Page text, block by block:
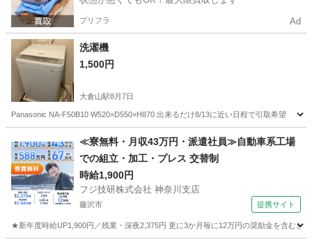
プリフラ Ad
洗濯機
1,500円
大倉山駅8月7日
Panasonic NA-F50B10 W520×D550×H870 出来るだけ8/13に近い日程で引取希望
大倉山駅 生活家電
≪寮無料・月収43万円・派遣社員≫自動車系工場
での組立・加工・プレス 交替制
時給1,900円
フジ技研株式会社 神奈川支店
藤沢市 提携サイト
★新年度時給UP1,900円／残業・深夜2,375円 更に3か月毎に12万円の奨励金を含む